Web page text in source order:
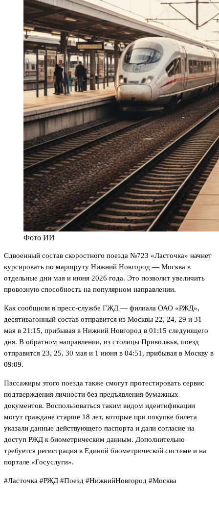
Фото ИИ
Сдвоенный состав скоростного поезда №723 «Ласточка» начнет
курсировать по маршруту Нижний Новгород — Москва в
отдельные дни мая и июня 2026 года. Это позволит увеличить
провозную способность на популярном направлении.
Как сообщили в пресс-службе ГЖД — филиала ОАО «РЖД»,
десятивагонный состав отправится из Москвы 22, 24, 29 и 31
мая в 21:15, прибывая в Нижний Новгород в 01:15 следующего
дня. В обратном направлении, из столицы Приволжья, поезд
отправится 23, 25, 30 мая и 1 июня в 04:51, прибывая в Москву в
09:09.
Пассажиры этого поезда также смогут протестировать сервис
подтверждения личности без предъявления бумажных
документов. Воспользоваться таким видом идентификации
могут граждане старше 18 лет, которые при покупке билета
указали данные действующего паспорта и дали согласие на
доступ РЖД к биометрическим данным. Дополнительно
требуется регистрация в Единой биометрической системе и на
портале «Госуслуги».
#Ласточка #РЖД #Поезд #НижнийНовгород #Москва